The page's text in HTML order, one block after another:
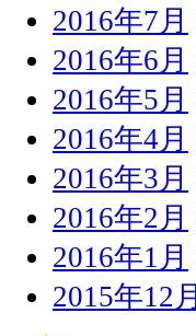
2016年7月
2016年6月
2016年5月
2016年4月
2016年3月
2016年2月
2016年1月
2015年12月